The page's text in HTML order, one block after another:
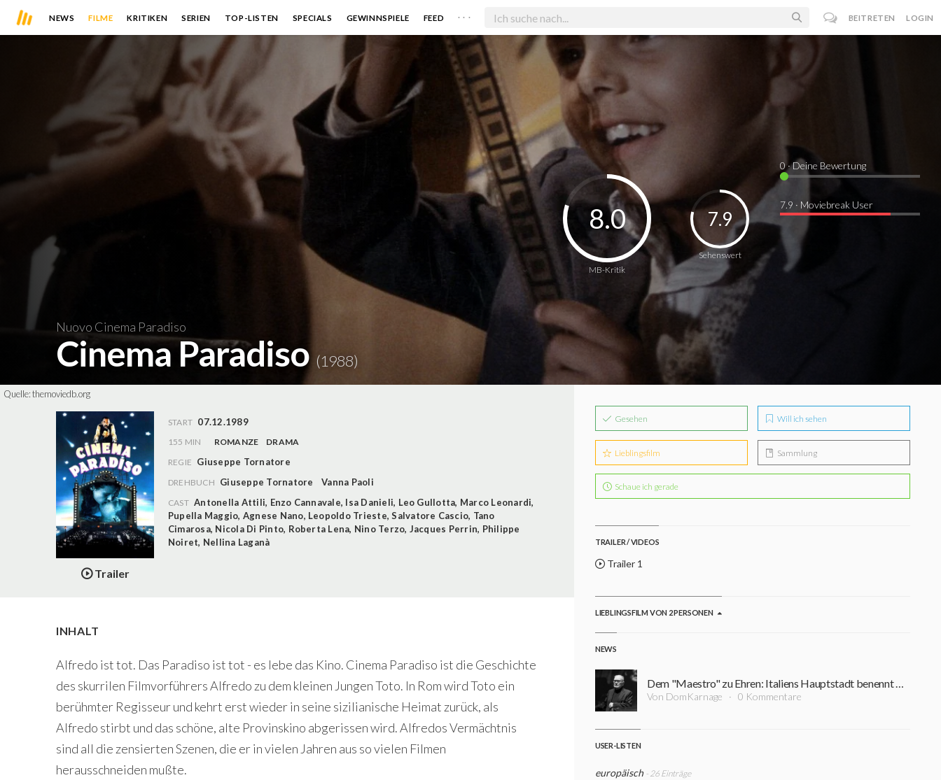
NEWS FILME KRITIKEN SERIEN TOP-LISTEN SPECIALS GEWINNSPIELE FEED . . . BEITRETEN LOGIN
Nuovo Cinema Paradiso
Cinema Paradiso (1988)
MB-Kritik
8.0
Sehenswert
7.9
0· Deine Bewertung
7.9 · Moviebreak User
Quelle:themoviedb.org
Trailer
START 07.12.1989
155 MIN ROMANZE
DRAMA
REGIE Giuseppe Tornatore
DREHBUCH Giuseppe Tornatore Vanna Paoli
CAST Antonella Attili, Enzo Cannavale, Isa Danieli, Leo Gullotta, Marco Leonardi,
Pupella Maggio, Agnese Nano, Leopoldo Trieste,Salvatore Cascio, Tano
Cimarosa, Nicola Di Pinto, Roberta Lena, Nino Terzo, Jacques Perrin, Philippe
Noiret, Nellina Laganà
INHALT
Alfredo ist tot. Das Paradiso ist tot - es lebe das Kino. Cinema Paradiso ist die Geschichte
des skurrilen Filmvorführers Alfredo zu dem kleinen Jungen Toto. In Rom wird Toto ein
berühmter Regisseur und kehrt erst wieder in seine sizilianische Heimat zurück, als
Alfredo stirbt und das schöne, alte Provinskino abgerissen wird. Alfredos Vermächtnis
sind all die zensierten Szenen, die er in vielen Jahren aus so vielen Filmen
herausschneiden mußte.
Gesehen Will ich sehen
Lieblingsfilm Sammlung
Schaue ich gerade
TRAILER / VIDEOS
Trailer 1
LIEBLINGSFILM VON 2 PERSONEN
NEWS
Dem "Maestro" zu Ehren: Italiens Hauptstadt benennt Musikhalle nach Ennio Morricone um
Von DomKarnage 0 Kommentare
USER-LISTEN
europäisch - 26 Einträge